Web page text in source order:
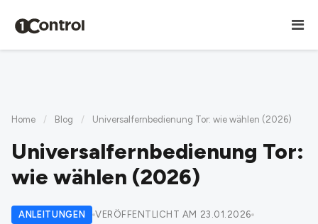
Home / Blog / Universalfernbedienung Tor: wie wählen (2026)
Universalfernbedienung Tor:
wie wählen (2026)
ANLEITUNGEN
VERÖFFENTLICHT AM 23.01.2026